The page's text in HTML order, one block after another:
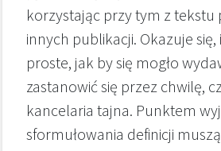
korzystając przy tym z tekstu
innych publikacji. Okazuje się,
proste, jak by się mogło
zastanowić się przez chwilę,
kancelaria tajna. Punktem
sformułowania definicji